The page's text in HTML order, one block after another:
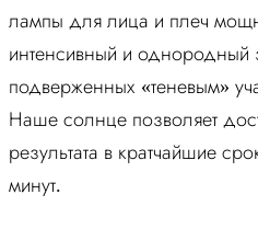
лампы для лица и плеч
интенсивный и однородный
подверженных «теневым»
Наше солнце позволяет
результата в кратчайшие
минут.